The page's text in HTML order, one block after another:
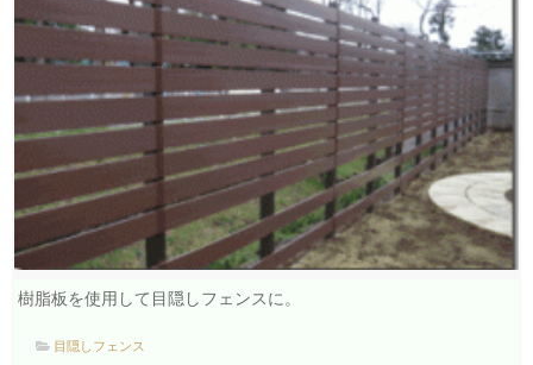
樹脂板を使用して目隠しフェンスに。
目隠しフェンス